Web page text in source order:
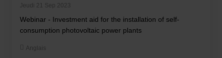
Jeudi 21 Sep 2023
Webinar - Investment aid for the installation of self-
consumption photovoltaic power plants
Anglais